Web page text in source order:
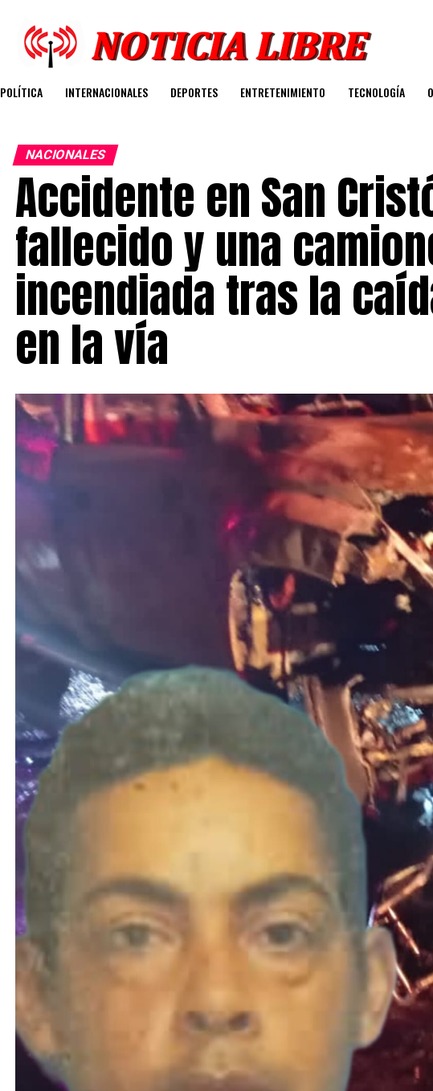
POLÍTICA INTERNACIONALES DEPORTES ENTRETENIMIENTO TECNOLOGÍA
NACIONALES
Accidente en San
fallecido y una
incendiada tras la
en la vía